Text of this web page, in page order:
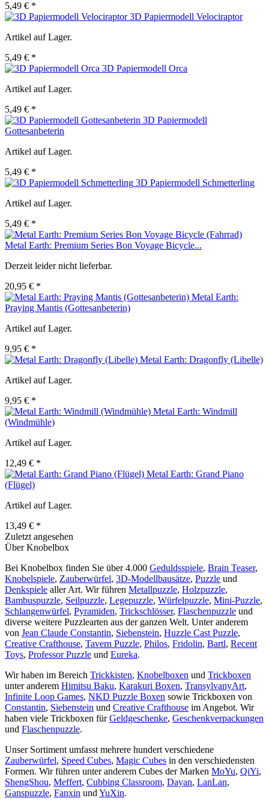
5,49 € *
3D Papiermodell Velociraptor
Artikel auf Lager.
5,49 € *
3D Papiermodell Orca
Artikel auf Lager.
5,49 € *
3D Papiermodell
Gottesanbeterin
Artikel auf Lager.
5,49 € *
3D Papiermodell Schmetterling
Artikel auf Lager.
5,49 € *
Metal Earth: Premium Series Bon Voyage Bicycle...
Derzeit leider nicht lieferbar.
20,95 € *
Metal Earth:
Praying Mantis (Gottesanbeterin)
Artikel auf Lager.
9,95 € *
Metal Earth: Dragonfly (Libelle)
Artikel auf Lager.
9,95 € *
Metal Earth: Windmill
(Windmühle)
Artikel auf Lager.
12,49 € *
Metal Earth: Grand Piano
(Flügel)
Artikel auf Lager.
13,49 € *
Zuletzt angesehen
Über Knobelbox
Bei Knobelbox finden Sie über 4.000 Geduldsspiele, Brain Teaser,
Knobelspiele, Zauberwürfel, 3D-Modellbausätze, Puzzle und
Denkspiele aller Art. Wir führen Metallpuzzle, Holzpuzzle,
Bambuspuzzle, Seilpuzzle, Legepuzzle, Würfelpuzzle, Mini-Puzzle,
Schlangenwürfel, Pyramiden, Trickschlösser, Flaschenpuzzle und
diverse weitere Puzzlearten aus der ganzen Welt. Unter anderem
von Jean Claude Constantin, Siebenstein, Huzzle Cast Puzzle,
Creative Crafthouse, Tavern Puzzle, Philos, Fridolin, Bartl, Recent
Toys, Professor Puzzle und Eureka.
Wir haben im Bereich Trickkisten, Knobelboxen und Trickboxen
unter anderem Himitsu Baku, Karakuri Boxen, TransylvanyArt,
Infinite Loop Games, NKD Puzzle Boxen sowie Trickboxen von
Constantin, Siebenstein und Creative Crafthouse im Angebot. Wir
haben viele Trickboxen fürGeldgeschenke, Geschenkverpackungen
und Flaschenpuzzle.
Unser Sortiment umfasst mehrere hundert verschiedene
Zauberwürfel, Speed Cubes, Magic Cubes in den verschiedensten
Formen. Wir führen unter anderem Cubes der Marken MoYu, QiYi,
ShengShou, Meffert, Cubbing Classroom, Dayan, LanLan,
Ganspuzzle, Fanxin und YuXin.